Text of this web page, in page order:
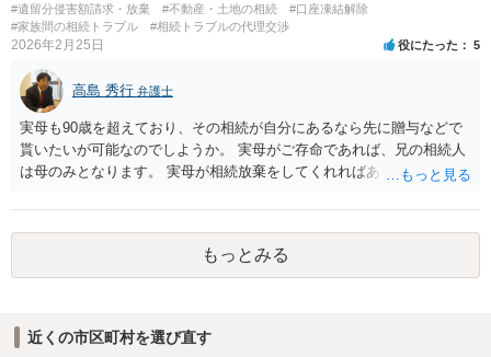
#遺留分侵害額請求・放棄 #不動産・土地の相続
#口座凍結解除
#家族間の相続トラブル
#相続トラブルの代理交渉
2026年2月25日 役にたった 5
高島 秀行 弁護士
実母も90歳を超えており、その相続が自分にあるなら先に贈与などで
貰いたいが可能なのでしようか。 実母がご存命であれば、兄の相続人
は母のみとなります。 実母が相続放棄をしてくれればあなた方兄弟及
ないと思います。
もっとみる
近くの市区町村を選び直す